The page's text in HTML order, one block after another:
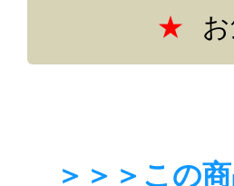
＞＞＞この